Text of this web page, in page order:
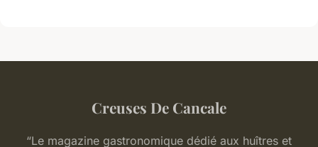
Creuses De Cancale
“Le magazine gastronomique dédié aux huîtres et